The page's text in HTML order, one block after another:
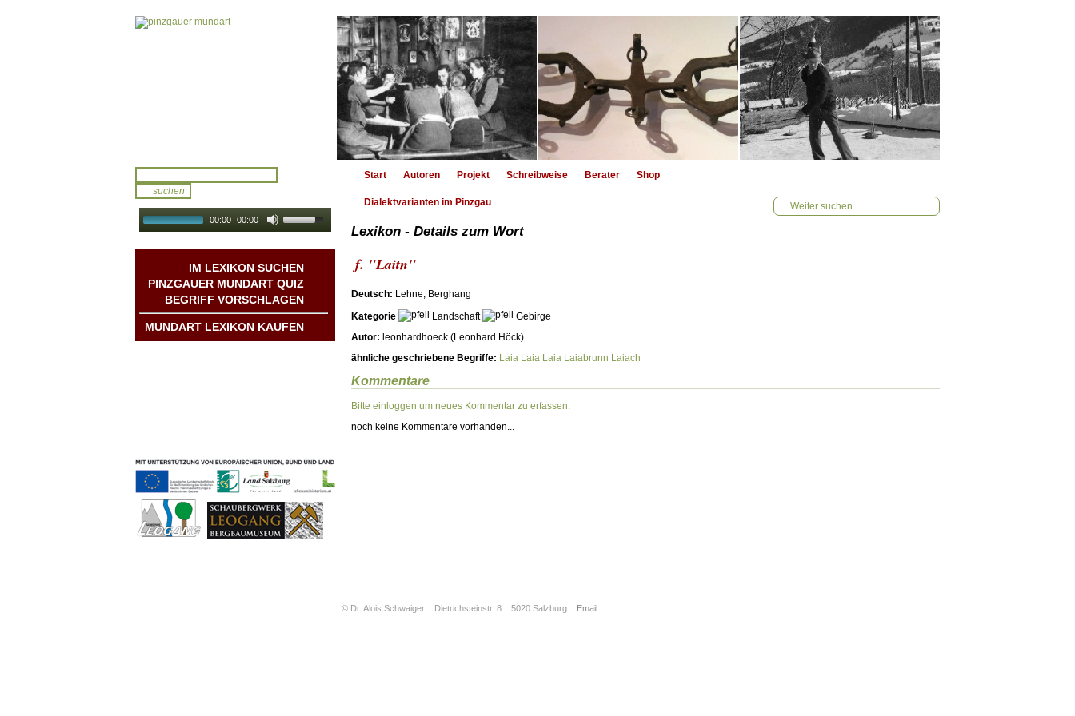
00:00 | 00:00
IM LEXIKON SUCHEN
PINZGAUER MUNDART QUIZ
BEGRIFF VORSCHLAGEN
MUNDART LEXIKON KAUFEN
Start Autoren Projekt Schreibweise Berater Shop
Dialektvarianten im Pinzgau Weiter suchen
Lexikon - Details zum Wort
f. "Laitn"
Deutsch: Lehne, Berghang
Kategorie
Landschaft
Gebirge
Autor: leonhardhoeck (Leonhard Höck)
ähnliche geschriebene Begriffe: Laia Laia Laia Laiabrunn Laiach
Kommentare
Bitte einloggen um neues Kommentar zu erfassen.
noch keine Kommentare vorhanden...
© Dr. Alois Schwaiger :: Dietrichsteinstr. 8 :: 5020 Salzburg :: Email